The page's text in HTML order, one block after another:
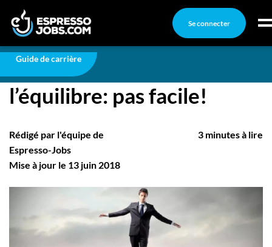
Se connecter
Connexion
Créez un compte
Recherchez un emploi
Compagnies
Ma boîte à outils
Nos chroniques
Inscrivez-vous à l'infolettre
Guide de carrière
Carrière Rester sur le fil de l’équilibre: pas facile!
Rester sur le fil de
l’équilibre: pas facile!
Rédigé par l'équipe de
Espresso-Jobs
Mise à jour le 13 juin 2018
3 minutes à lire